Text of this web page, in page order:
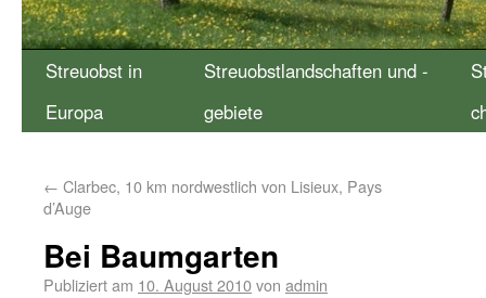
Streuobst in
Europa
Streuobstlandschaften und -
gebiete
← Clarbec, 10 km nordwestlich von Lisieux, Pays
d’Auge
Bei Baumgarten
Publiziert am 10. August 2010von admin